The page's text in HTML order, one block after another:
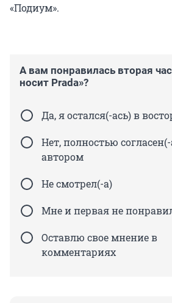
«Подиум».
А вам понравилась вторая
носит Prada»?
Да, я остался(-ась) в
Нет, полностью согласен(-
автором
Не смотрел(-а)
Мне и первая не
Оставлю свое мнение в
комментариях